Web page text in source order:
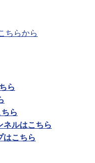
ちらから
ら
ら
ネルはこちら
はこちら